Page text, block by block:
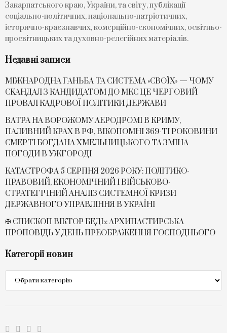
Закарпатського краю, України, та світу, публікації
соціально-політичних, національно-патріотичних,
історично-краєзнавчих, комерційно-економічних, освітньо-
просвітницьких та духовно-релегійних матеріалів.
Недавні записи
МІЖНАРОДНА ГАНЬБА ТА СИСТЕМА «СВОЇХ» — ЧОМУ
СKАНДАЛ З КАНДИДАТОМ ДО МКС ЦЕ ЧЕРГОВИЙ
ПРОВАЛ КАДРОВОЇ ПОЛІТИКИ ДЕРЖАВИ
ВАТРА НА ВОРОЖОМУ АЕРОДРОМІ В КРИМУ,
ПАЛИВНИЙ КРАХ В РФ, ВІКОПОМНІ 369-ТІ РОКОВИНИ
СМЕРТІ БОГДАНА ХМЕЛЬНИЦЬКОГО ТА ЗМІНА
ПОГОДИ В УЖГОРОДІ
КАТАСТРОФА 5 СЕРПНЯ 2026 РОКУ: ПОЛІТИКО-
ПРАВОВИЙ, ЕКОНОМІЧНИЙ І ВІЙСЬКОВО-
СТРАТЕГІЧНИЙ АНАЛІЗ СИСТЕМНОЇ КРИЗИ
ДЕРЖАВНОГО УПРАВЛІННЯ В УКРАЇНІ
✠ ЄПИСКОП ВІКТОР БЕДЬ: АРХИПАСТИРСЬКА
ПРОПОВІДЬ У ДЕНЬ ПРЕОБРАЖЕННЯ ГОСПОДНЬОГО
Категорії новин
новин